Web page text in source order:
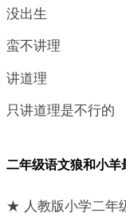
没出生
蛮不讲理
讲道理
只讲道理是不行的
二年级语文狼和小羊
★ 人教版小学二年